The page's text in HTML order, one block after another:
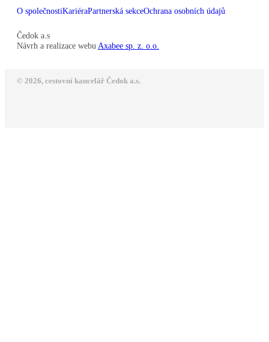
O společnostiKariéraPartnerská sekceOchrana osobních údajů
Čedok a.s
Návrh a realizace webu Axabee sp. z. o.o.
© 2026, cestovní kancelář Čedok a.s.